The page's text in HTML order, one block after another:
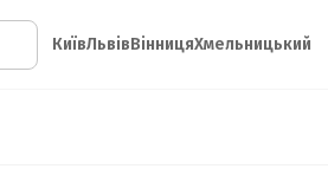
КиївЛьвівВінницяХмельницький